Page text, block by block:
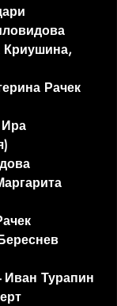
Криушина,
Рачек
Иван Турапин